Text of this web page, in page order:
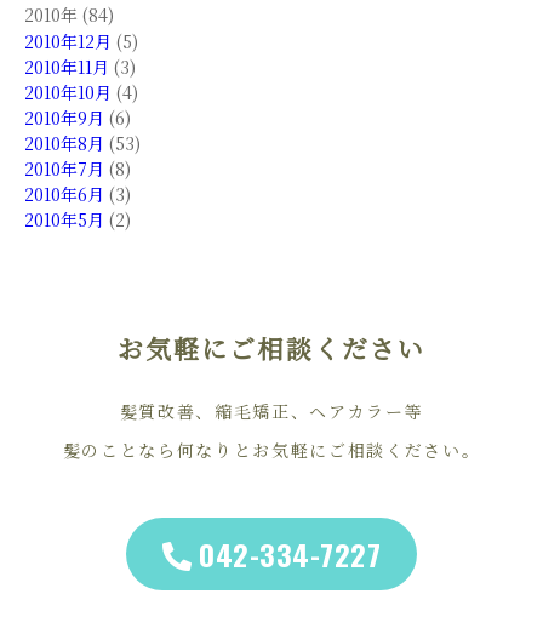
2010年 (84)
2010年12月 (5)
2010年11月 (3)
2010年10月 (4)
2010年9月 (6)
2010年8月 (53)
2010年7月 (8)
2010年6月 (3)
2010年5月 (2)
お気軽にご相談ください
髪質改善、縮毛矯正、ヘアカラー等
髪のことなら何なりとお気軽にご相談ください。
042-334-7227